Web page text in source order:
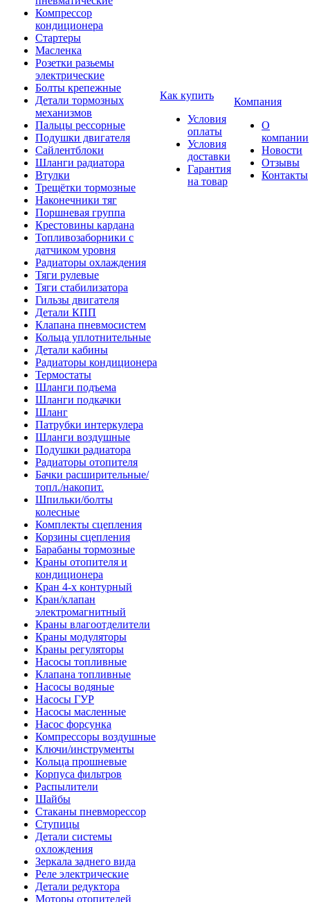
Компрессор
кондиционера
Стартеры
Масленка
Розетки разьемы
электрические
Болты крепежные
Детали тормозных
механизмов
Пальцы рессорные
Подушки двигателя
Сайлентблоки
Шланги радиатора
Втулки
Трещётки тормозные
Наконечники тяг
Поршневая группа
Крестовины кардана
Топливозаборники с
датчиком уровня
Радиаторы охлаждения
Тяги рулевые
Тяги стабилизатора
Гильзы двигателя
Детали КПП
Клапана пневмосистем
Кольца уплотнительные
Детали кабины
Радиаторы кондиционера
Термостаты
Шланги подъема
Шланги подкачки
Шланг
Патрубки интеркулера
Шланги воздушные
Подушки радиатора
Радиаторы отопителя
Бачки расширительные/
топл./накопит.
Шпильки/болты
колесные
Комплекты сцепления
Корзины сцепления
Барабаны тормозные
Краны отопителя и
кондиционера
Кран 4-х контурный
Кран/клапан
электромагнитный
Краны влагоотделители
Краны модуляторы
Краны регуляторы
Насосы топливные
Клапана топливные
Насосы водяные
Насосы ГУР
Насосы масленные
Насос форсунка
Компрессоры воздушные
Ключи/инструменты
Кольца прошневые
Корпуса фильтров
Распылители
Шайбы
Стаканы пневморессор
Ступицы
Детали системы
охлождения
Зеркала заднего вида
Реле электрические
Детали редуктора
Моторы отопителей
Как купить
Условия
оплаты
Условия
доставки
Гарантия
на товар
Компания
О
компании
Новости
Отзывы
Контакты